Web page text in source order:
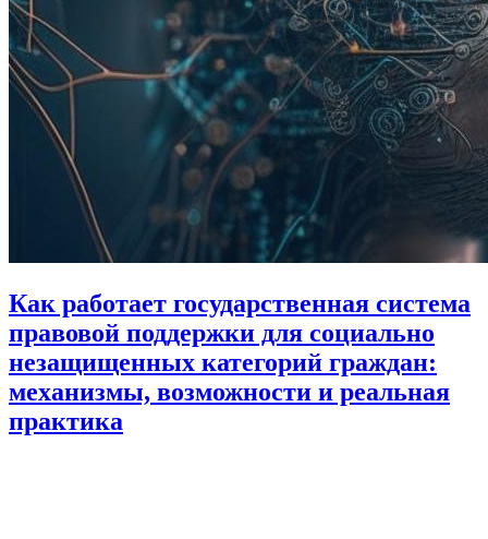
Как работает государственная система
правовой поддержки для социально
незащищенных категорий граждан:
механизмы, возможности и реальная
практика